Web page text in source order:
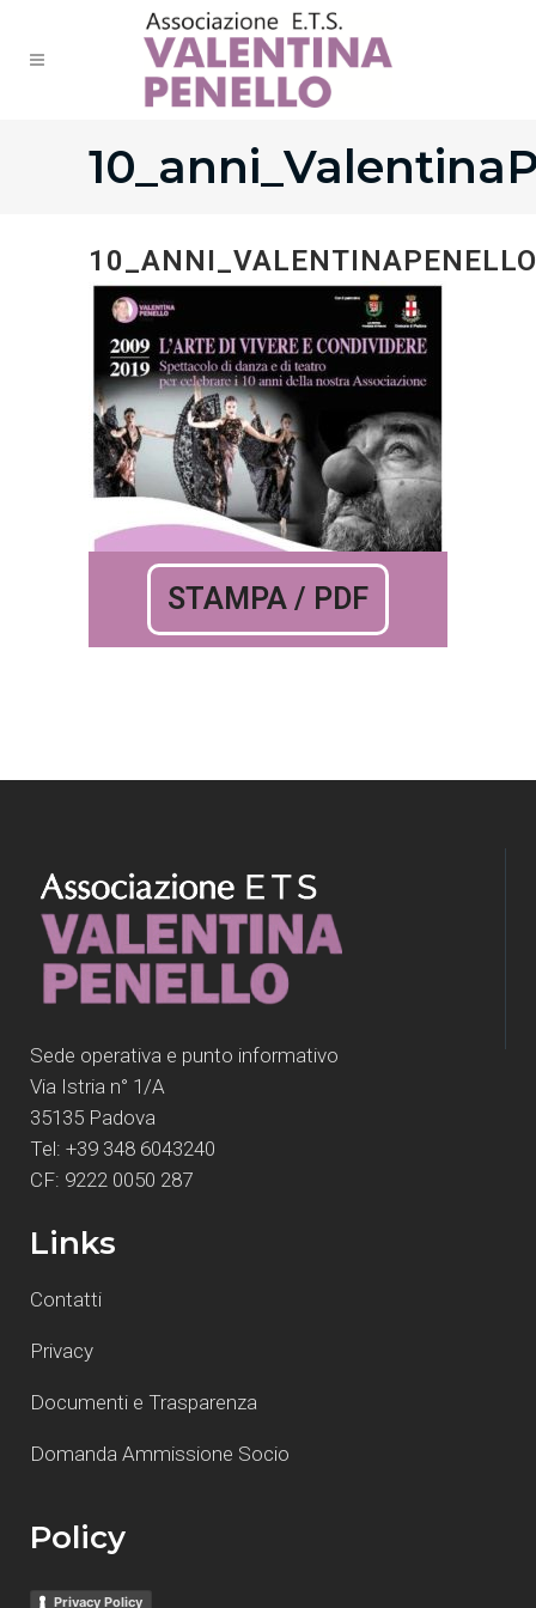
STAMPA / PDF
Sede operativa e punto informativo
Via Istria n° 1/A
35135 Padova
Tel: +39 348 6043240
CF: 9222 0050 287
Links
Contatti
Privacy
Documenti e Trasparenza
Domanda Ammissione Socio
Policy
Privacy Policy